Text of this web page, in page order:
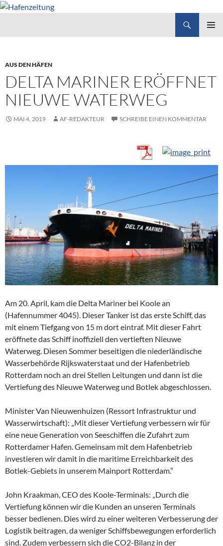
AUS DEN HÄFEN
DELTA MARINER ERÖFFNET
NIEUWE WATERWEG
MAI 4, 2019 AF-REDAKTEUR SCHREIBE EINEN KOMMENTAR
Am 20. April, kam die Delta Mariner bei Koole an
(Hafennummer 4045). Dieser Tanker ist das erste Schiff, das
mit einem Tiefgang von 15 m dort eintraf. Mit dieser Fahrt
eröffnete das Schiff inoffiziell den vertieften Nieuwe
Waterweg. Diesen Sommer beseitigen die niederländische
Wasserbehörde Rijkswaterstaat und der Hafenbetrieb
Rotterdam noch an drei Stellen Leitungen und dann ist die
Vertiefung des Nieuwe Waterweg und Botlek abgeschlossen.
Minister Van Nieuwenhuizen (Ressort Infrastruktur und
Wasserwirtschaft): „Mit dieser Vertiefung verbessern wir für
eine neue Generation von Seeschiffen die Zufahrt zum
Rotterdamer Hafen. Gemeinsam mit dem Hafenbetrieb
investieren wir damit in die maritime Erreichbarkeit des
Botlek-Gebiets in unserem Mainport Rotterdam.”
John Kraakman, CEO des Koole-Terminals: „Durch die
Vertiefung können wir die Kunden an unseren Terminals
besser bedienen. Dies wird zu einer weiteren Verbesserung der
Logistik beitragen, da weniger Schiffsbewegungen erforderlich
sind. Zudem verbessern sich die CO2-Bilanz in der